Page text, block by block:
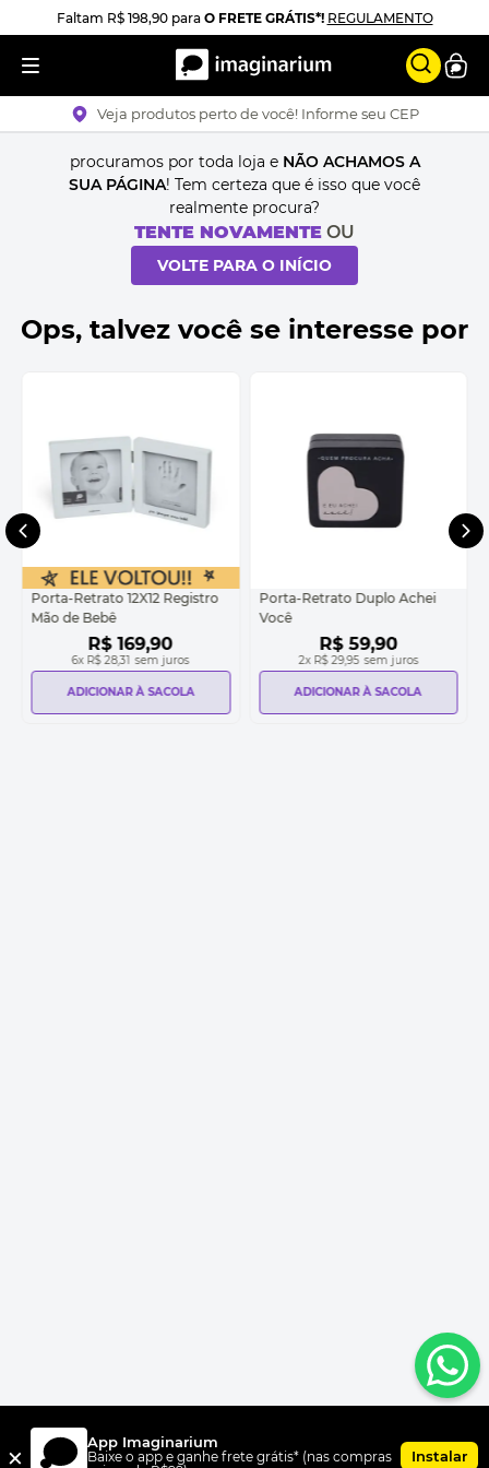
Faltam R$ 198,90paraO FRETE GRÁTIS*! REGULAMENTO
Veja produtos perto de você! Informe seu CEP
procuramos por toda loja e NÃO ACHAMOS A
SUA PÁGINA! Tem certeza que é isso que você
realmente procura?
TENTE NOVAMENTE OU
VOLTE PARA O INÍCIO
Ops, talvez você se interesse por
Porta-Retrato 12X12 Registro
Mão de Bebê
R$ 169,90
6x R$ 28,31 sem juros
ADICIONAR À SACOLA
Porta-Retrato Duplo Achei
Você
R$ 59,90
2x R$ 29,95 sem juros
ADICIONAR À SACOLA
× App Imaginarium
Baixe o app e ganhe frete grátis* (nas compras
Instalar